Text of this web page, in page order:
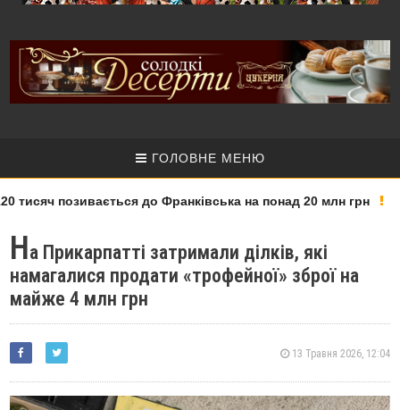
ГОЛОВНЕ МЕНЮ
позивається до Франківська на понад 20 млн грн
На Прикарпатті затримали ділків, які
намагалися продати «трофейної» зброї на
майже 4 млн грн
13 Травня 2026, 12:04